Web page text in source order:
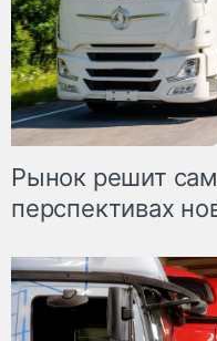
Рынок решит
перспективах